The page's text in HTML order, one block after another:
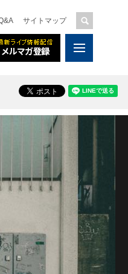
サイトマップ